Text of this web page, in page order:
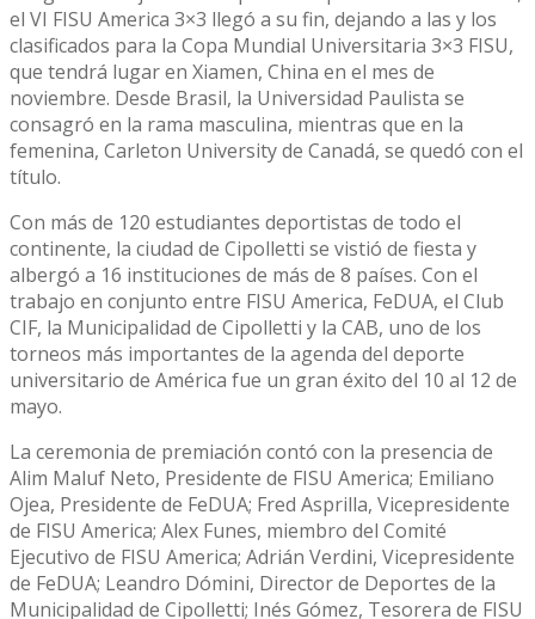
el VI FISU America 3×3 llegó a su fin, dejando a las y los
clasificados para la Copa Mundial Universitaria 3×3 FISU,
que tendrá lugar en Xiamen, China en el mes de
noviembre. Desde Brasil, la Universidad Paulista se
consagró en la rama masculina, mientras que en la
femenina, Carleton University de Canadá, se quedó con el
título.
Con más de 120 estudiantes deportistas de todo el
continente, la ciudad de Cipolletti se vistió de fiesta y
albergó a 16 instituciones de más de 8 países. Con el
trabajo en conjunto entre FISU America, FeDUA, el Club
CIF, la Municipalidad de Cipolletti y la CAB, uno de los
torneos más importantes de la agenda del deporte
universitario de América fue un gran éxito del 10 al 12 de
mayo.
La ceremonia de premiación contó con la presencia de
Alim Maluf Neto, Presidente de FISU America; Emiliano
Ojea, Presidente de FeDUA; Fred Asprilla, Vicepresidente
de FISU America; Alex Funes, miembro del Comité
Ejecutivo de FISU America; Adrián Verdini, Vicepresidente
de FeDUA; Leandro Dómini, Director de Deportes de la
Municipalidad de Cipolletti; Inés Gómez, Tesorera de FISU